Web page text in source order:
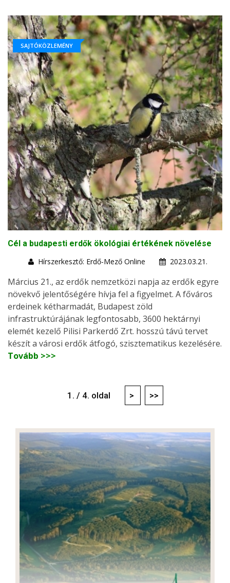
SAJTÓKÖZLEMÉNY
Cél a budapesti erdők ökológiai értékének növelése
Hírszerkesztő: Erdő-Mező Online
2023.03.21.
Március 21., az erdők nemzetközi napja az erdők egyre
növekvő jelentőségére hívja fel a figyelmet. A főváros
erdeinek kétharmadát, Budapest zöld
infrastruktúrájának legfontosabb, 3600 hektárnyi
elemét kezelő Pilisi Parkerdő Zrt. hosszú távú tervet
készít a városi erdők átfogó, szisztematikus kezelésére.
Tovább >>>
1. / 4. oldal > >>